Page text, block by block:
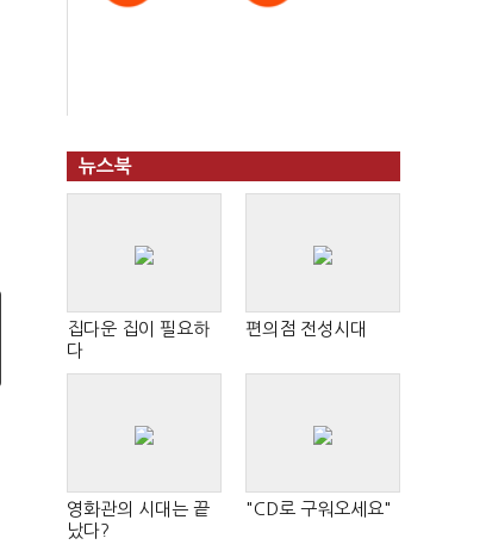
뉴스북
집다운 집이 필요하
다
편의점 전성시대
영화관의 시대는 끝
났다?
"CD로 구워오세요"